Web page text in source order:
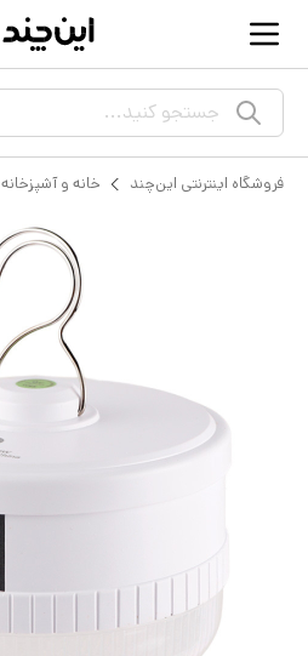
جستجو کنید...
فروشگاه اینترنتی این‌چند خانه و آشپزخانه